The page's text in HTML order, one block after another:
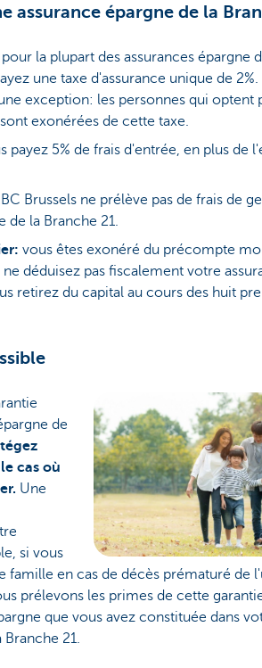
assurance épargne de la
pour la plupart des assurances épargne
une taxe d'assurance unique de
exception: les personnes qui optent
exonérées de cette taxe.
payez 5% de frais d'entrée, en plus de
Brussels ne prélève pas de frais de
de la Branche 21.
vous êtes exonéré du précompte
déduisez pas fiscalement votre
retirez du capital au cours des huit
de
cas où
Une
si vous
famille en cas de décès prématuré de
prélevons les primes de cette
que vous avez constituée dans
Branche 21.